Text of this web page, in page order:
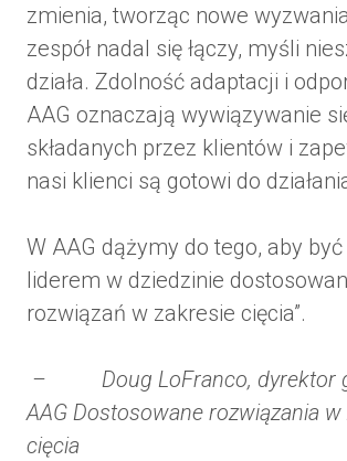
zmienia, tworząc nowe
zespół nadal się łączy, myśli
działa. Zdolność adaptacji i
AAG oznaczają wywiązywanie
składanych przez klientów i
nasi klienci są gotowi do
W AAG dążymy do tego, aby
liderem w dziedzinie
rozwiązań w zakresie cięcia”.
– Doug LoFranco, dyrektor
AAG Dostosowane rozwiązania w
cięcia